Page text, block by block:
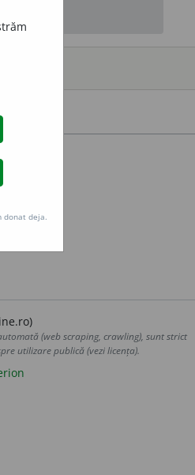
(web scraping, crawling), sunt strict
utilizare publică (vezi licența).
donat deja.